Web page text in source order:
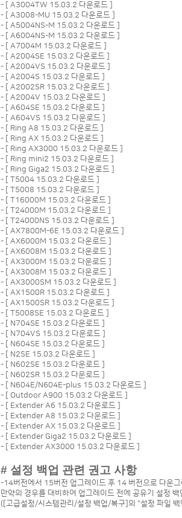
- [ A3004TW 15.03.2 다운로드]
- [ A3008-MU 15.03.2 다운로드]
- [ A5004NS-M 15.03.2 다운로드]
- [ A6004NS-M 15.03.2 다운로드]
- [ A7004M 15.03.2 다운로드]
- [ A2004SE 15.03.2 다운로드]
- [ A2004VS 15.03.2 다운로드]
- [ A2004S 15.03.2 다운로드]
- [ A2002SR 15.03.2 다운로드]
- [ A2004V 15.03.2 다운로드]
- [ A604SE 15.03.2 다운로드]
- [ A604VS 15.03.2 다운로드]
- [
Ring A8 15.03.2 다운로드]
- [
Ring AX 15.03.2 다운로드]
- [
Ring AX3000 15.03.2 다운로드]
- [
Ring mini2 15.03.2 다운로드]
- [
Ring Giga2 15.03.2 다운로드]
- [ T5004 15.03.2 다운로드]
- [ T5008 15.03.2 다운로드]
- [ T16000M 15.03.2 다운로드]
- [ T24000M 15.03.2 다운로드]
- [ T24000NS 15.03.2 다운로드]
- [ AX7800M-6E 15.03.2 다운로드]
- [ AX6000M 15.03.2 다운로드]
- [ AX6008M 15.03.2 다운로드]
- [ AX3000M 15.03.2 다운로드]
- [ AX3008M 15.03.2 다운로드]
- [ AX3000SM 15.03.2 다운로드]
- [ AX1500R 15.03.2 다운로드]
- [ AX1500SR 15.03.2 다운로드]
- [ T5008SE 15.03.2 다운로드]
- [
N704SE 15.03.2 다운로드]
- [
N704VS 15.03.2 다운로드]
- [
N604SE 15.03.2 다운로드]
- [
N2SE 15.03.2 다운로드]
- [
N602SE 15.03.2 다운로드]
- [
N602SR 15.03.2 다운로드]
- [
N604E/N604E-plus 15.03.2 다운로드]
- [ Outdoor A900 15.03.2 다운로드]
- [
Extender A6 15.03.2 다운로드]
- [
Extender A8 15.03.2 다운로드]
- [
Extender AX 15.03.2 다운로드]
- [
Extender Giga2 15.03.2 다운로드]
- [
Extender AX3000 15.03.2 다운로드]
# 설정 백업 관련 권고 사항
-14버전에서 15버전 업그레이드 후 14 버전으로 다운
만약의 경우를 대비하여 업그레이드 전에 공유기 설정 백
([고급설정/시스템관리/설정 백업/복구]의 "설정 파일 백